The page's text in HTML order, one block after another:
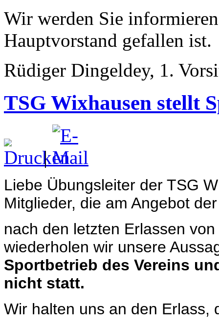
Wir werden Sie
Hauptvorstand gefallen ist.
Rüdiger Dingeldey, 1.
TSG Wixhausen stellt
|
Liebe Übungsleiter der TSG
Mitglieder, die am Angebot
nach den letzten Erlassen
wiederholen wir unsere
Sportbetrieb des Vereins
nicht statt.
Wir halten uns an den Erlass,